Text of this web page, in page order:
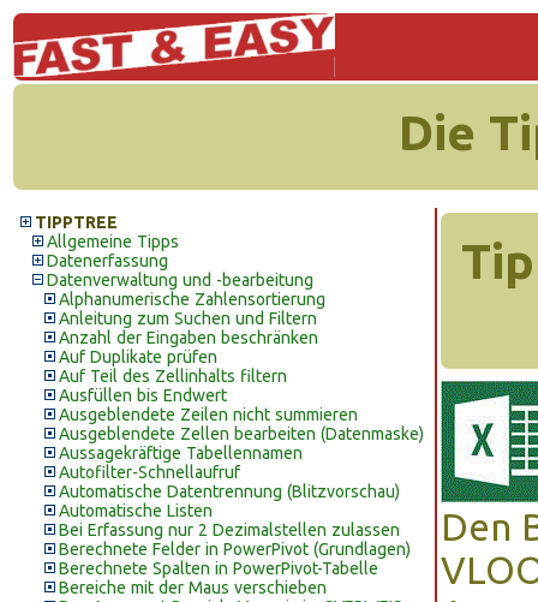
Die
TIPPTREE
Allgemeine Tipps
Datenerfassung
Datenverwaltung und -bearbeitung
Alphanumerische Zahlensortierung
Anleitung zum Suchen und Filtern
Anzahl der Eingaben beschränken
Auf Duplikate prüfen
Auf Teil des Zellinhalts filtern
Ausfüllen bis Endwert
Ausgeblendete Zeilen nicht summieren
Ausgeblendete Zellen bearbeiten (Datenmaske)
Aussagekräftige Tabellennamen
Autofilter-Schnellaufruf
Automatische Datentrennung (Blitzvorschau)
Automatische Listen
Bei Erfassung nur 2 Dezimalstellen zulassen
Berechnete Felder in PowerPivot (Grundlagen)
Berechnete Spalten in PowerPivot-Tabelle
Bereiche mit der Maus verschieben
Den